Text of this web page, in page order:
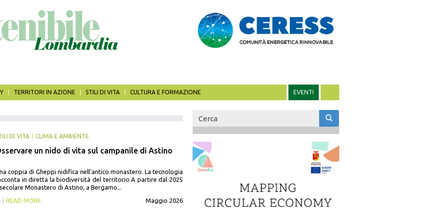
TERRITORI IN AZIONE STILI DI VITA CULTURA E FORMAZIONE EVENTI
DI VITA CLIMA E AMBIENTE
un nido di vita sul campanile di Astino
coppia di Gheppi nidifica nell’antico monastero. La tecnologia
in diretta la biodiversità del territorio A partire dal 2025
Monastero di Astino, a Bergamo...
READ MORE Maggio 2026
Form
di
ricerca